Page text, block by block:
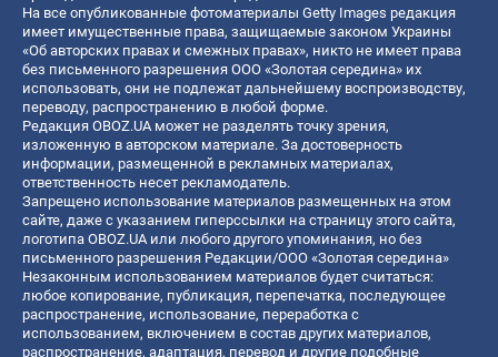
На все опубликованные фотоматериалы Getty Images редакция
имеет имущественные права, защищаемые законом Украины
«Об авторских правах и смежных правах», никто не имеет права
без письменного разрешения ООО «Золотая середина» их
использовать, они не подлежат дальнейшему воспроизводству,
переводу, распространению в любой форме.
Редакция OBOZ.UA может не разделять точку зрения,
изложенную в авторском материале. За достоверность
информации, размещенной в рекламных материалах,
ответственность несет рекламодатель.
Запрещено использование материалов размещенных на этом
сайте, даже с указанием гиперссылки на страницу этого сайта,
логотипа OBOZ.UA или любого другого упоминания, но без
письменного разрешения Редакции/ООО «Золотая середина»
Незаконным использованием материалов будет считаться:
любое копирование, публикация, перепечатка, последующее
распространение, использование, переработка с
использованием, включением в состав других материалов,
распространение, адаптация, перевод и другие подобные